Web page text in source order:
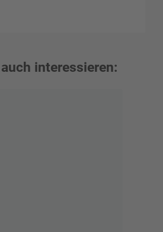
interessieren: